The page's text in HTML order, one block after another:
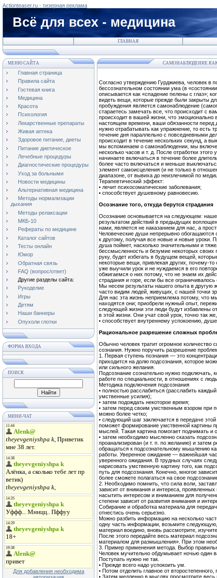
Actionteaser.ru - тизерная реклама
Всё для всех - медицина
ГЛАВНАЯ
МЕНЮ САЙТА
Главная страница
Правила сайта
Гостевая книга
Медицина
Красота
Психология
Лекарственные препараты
Живая аптека
Здоровое питание, диеты
Питание диетическое
Лечебные процедуры
Диагностические процедуры
Уход за больными
Новости медицины
Альтернативная медицина
Методы нормализации
дыхания
Методы релаксации
МКБ-10
Рефераты по медицине
Каталог сайтов
Тесты онлайн
Юмор
Обратная связь
FAQ (вопрос/ответ)
Другие разделы сайта:
Рукоделие
Игры
Детям
Наши баннеры
Опухоли глотки
ФОРМА ВХОДА
ПОИСК
МИНИ-ЧАТ
Для добавления необходима
САМОНАБЛЮДЕНИЕ
Согласно утверждению Гурджиева, человек в
бессознательном состоянии ума (в
описывается как «спадение пелены с глаз»;
видеть вещи, которые прежде были закрыты
пробуждения является самонаблюдение
стараетесь замечать все, что происходит с
происходит в вашей жизни, что эмоционально
настоящем времени, ваши обязанности
нужно отрабатывать как упражнение, то есть
течение дня параллельно с повседневными
происходит в течение нескольких секунд, а
мы вспоминаем о самонаблюдении, мы
несколько часов и т. д. После отработки
начинаете включаться в течение более
более часто включаться и меньше
элемент самоисцеления (и не только в
диапазоне, от вывиха до неизлечимой по
Терапевтический эффект:
• лечит психосоматические заболевания;
• способствует душевному равновесию.
Осознание того, откуда берутся страдания
Осознание основывается на следующем:
результатом действий в предыдущих
нами, является не наказанием для нас, а
Человеческие души непрерывно обогащаются
к другому, получая все новые и новые уроки.
душа поймет, насколько значительными и
бессмысленность и безумие некоторых
руку, будет избегать в будущем вещей,
некоторые вещи, привлекая других, почему-
уже выучили урок и не нуждаемся в его
обжигаемся о них потому, что не знаем их
страдания и горе, если бы все
Мы несем результаты нашего опыта в другую
часто видим людей, живущих, с нашей точки
Для нас эта жизнь неприемлема потому, что
находятся они; приобрели нужный опыт,
следующей жизни эти люди будут избавлены
в этой жизни. Они учат свой урок, точно так
• способствует внутреннему успокоению,
Рациональное разрешение сложных
Обычно человек тратит огромное
сознания. Нужно поручить разрешение
1. Первая ступень познания — это
приходится на долю подсознания, которое
или сильного желания.
Подсознание сознательно нужно
работе по специальности, в отношениях с
Методика подключения подсознания
• полностью расслабиться (расслабить
умственные усилия);
• затем подождать некоторое время;
• затем перед своим умственным взором при
можно более четко;
• следующий шаг заключается в передаче
поможет формирование умственной картины
мыслей. Такая картина помогает поднимать и
• затем необходимо мысленно сказать
проанализирован (и т. п. по желанию) и затем
обращаться к подсознательному мышлению
работы. Уверенное ожидание — важнейшая
уверенного ожидания. В трудных случаях
нарисовать умственную картину того, как
путь для подсознания. Конечно, многое
более сможете полагаться на свое
2. Необходимо помнить, что сила воли,
зависит от внимания и интереса,
насытить интересом и вниманием для
степени зависит от развития внимания и
Собирание и обработка материала для
отнестись очень серьезно.
Можно разбить информацию на несколько
одну часть информации, возьмите
материал воедино, вновь рассмотрите,
После этого передайте весь материал
материалом для размышления». При этом
3. Пример применения метода. Выбор
Человек мучительно обдумывает ночью один
Поступать нужно не так.
• Прежде всего надо успокоить ум.
• Потом отделить главное от
• Затем медленно в мыслях просмотрите